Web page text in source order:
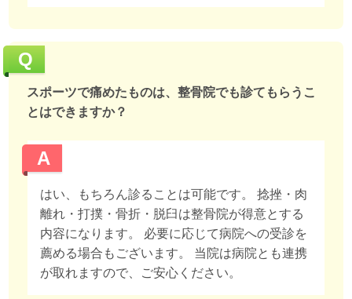
Q
スポーツで痛めたものは、整骨院でも診てもらうこ
とはできますか？
A
はい、もちろん診ることは可能です。 捻挫・肉
離れ・打撲・骨折・脱臼は整骨院が得意とする
内容になります。 必要に応じて病院への受診を
薦める場合もございます。 当院は病院とも連携
が取れますので、ご安心ください。